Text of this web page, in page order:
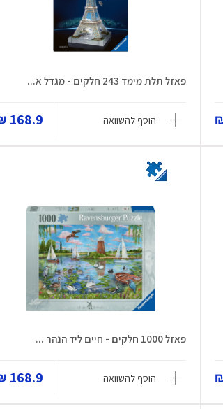
פאזל תלת מימד 243 חלקים - מגדל א...
הוסף להשוואה 168.9 ₪
פאזל 1000 חלקים - חיים ליד הנהר ...
הוסף להשוואה 168.9 ₪